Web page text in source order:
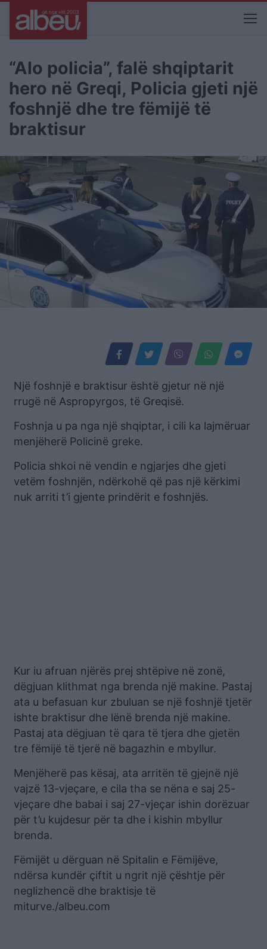
“Alo policia”, falë shqiptarit
hero në Greqi, Policia gjeti një
foshnjë dhe tre fëmijë të
braktisur
Një foshnjë e braktisur është gjetur në një
rrugë në Aspropyrgos, të Greqisë.
Foshnja u pa nga një shqiptar, i cili ka lajmëruar
menjëherë Policinë greke.
Policia shkoi në vendin e ngjarjes dhe gjeti
vetëm foshnjën, ndërkohë që pas një kërkimi
nuk arriti t’i gjente prindërit e foshnjës.
Kur iu afruan njërës prej shtëpive në zonë,
dëgjuan klithmat nga brenda një makine. Pastaj
ata u befasuan kur zbuluan se një foshnjë tjetër
ishte braktisur dhe lënë brenda një makine.
Pastaj ata dëgjuan të qara të tjera dhe gjetën
tre fëmijë të tjerë në bagazhin e mbyllur.
Menjëherë pas kësaj, ata arritën të gjejnë një
vajzë 13-vjeçare, e cila tha se nëna e saj 25-
vjeçare dhe babai i saj 27-vjeçar ishin dorëzuar
për t’u kujdesur për ta dhe i kishin mbyllur
brenda.
Fëmijët u dërguan në Spitalin e Fëmijëve,
ndërsa kundër çiftit u ngrit një çështje për
neglizhencë dhe braktisje të
miturve./albeu.com